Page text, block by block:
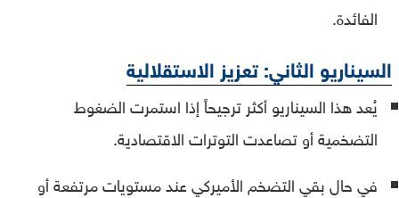
الفائدة.
السيناريو الثاني: تعزيز الاستقلالية
يُعد هذا السيناريو أكثر ترجيحاً إذا استمرت الضغوط
التضخمية أو تصاعدت التوترات الاقتصادية.
في حال بقي التضخم الأميركي عند مستويات مرتفعة أو